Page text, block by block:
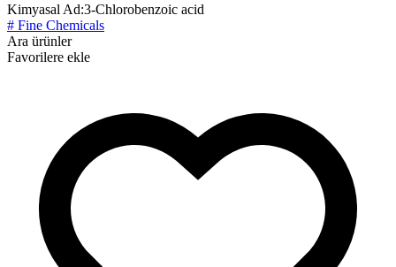
Kimyasal Ad:3-Chlorobenzoic acid
# Fine Chemicals
Ara ürünler
Favorilere ekle